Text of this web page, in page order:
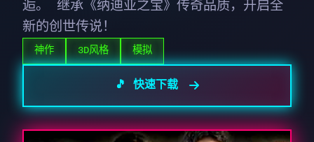
逅。 继承《纳迪亚之宝》传奇品质，开启全
新的创世传说！
神作 3D风格 模拟
🎵 快速下载